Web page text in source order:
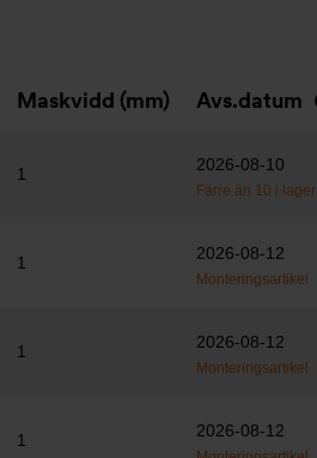
Maskvidd (mm) Avs.datum
1 2026-08-10
Färre än 10 i lager
1 2026-08-12
Monteringsartikel
1 2026-08-12
Monteringsartikel
1 2026-08-12